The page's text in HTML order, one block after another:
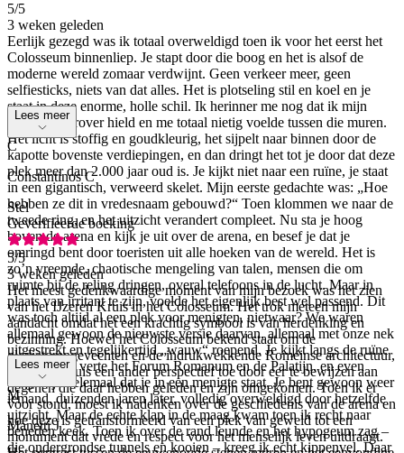
5/5
3 weken geleden
Eerlijk gezegd was ik totaal overweldigd toen ik voor het eerst het
Colosseum binnenliep. Je stapt door die boog en het is alsof de
moderne wereld zomaar verdwijnt. Geen verkeer meer, geen
selfiesticks, niets van dat alles. Het is plotseling stil en koel en je
staat in deze enorme, holle schil. Ik herinner me nog dat ik mijn
hoofd achterover hield en me totaal nietig voelde tussen die muren.
Het licht is stoffig en goudkleurig, het sijpelt naar binnen door de
kapotte bovenste verdiepingen, en dan dringt het tot je door dat deze
plek meer dan 2.000 jaar oud is. Je kijkt niet naar een ruïne, je staat
in een gigantisch, verweerd skelet. Mijn eerste gedachte was: „Hoe
hebben ze dit in vredesnaam gebouwd?“ Toen klommen we naar de
tweede ring, en het uitzicht verandert compleet. Nu sta je hoog
boven de arena en kijk je uit over de arena, en besef je dat je
omringd bent door toeristen uit alle hoeken van de wereld. Het is
zo’n vreemde, chaotische mengeling van talen, mensen die om
ruimte bij de reling dringen, overal telefoons in de lucht. Maar in
plaats van irritant te zijn, voelde het eigenlijk best wel passend. Dit
was toch altijd al een plek voor menigten, nietwaar? We waren
allemaal gewoon de nieuwste versie daarvan, allemaal met onze nek
uitgestrekt en tegelijkertijd „wauw“ roepend. Je kijkt langs de ruïne
en ziet in de verte het Forum Romanum en de Palatijn, en even
vergeet je helemaal dat je in een menigte staat. Je bent gewoon weer
iemand, duizenden jaren later, volledig overweldigd door hetzelfde
uitzicht. Maar de echte klap in de maag kwam toen ik recht naar
beneden keek. Toen ik over de rand leunde en het hypogeum zag –
die ondergrondse tunnels en kooien – kreeg ik echt kippenvel. Daar
Lees meer
C
Constantinos C
Stel
Geverifieerde boeking
5/5
3 weken geleden
Het meest gedenkwaardige moment van mijn bezoek was het zien
van het IJzeren Kruis in het Colosseum. Het trok meteen mijn
aandacht omdat het een krachtig symbool is van herdenking en
bezinning. Hoewel het Colosseum bekend staat om de
gladiatorengevechten en de indrukwekkende Romeinse architectuur,
voegt het kruis een ander perspectief toe door eer te bewijzen aan
degenen die daar hebben geleden en zijn omgekomen. Toen ik er
voor stond, moest ik nadenken over de geschiedenis van de arena en
hoe deze is getransformeerd van een plek van geweld tot een
monument dat vrede en respect voor het menselijk leven uitdraagt.
Lees meer
M
Manetti J